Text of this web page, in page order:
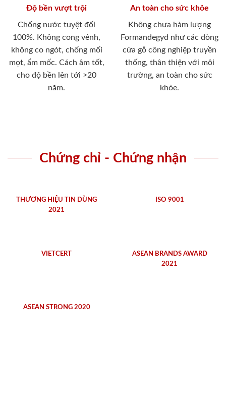
Độ bền vượt trội
Chống nước tuyệt đối
100%. Không cong vênh,
không co ngót, chống mối
mọt, ẩm mốc. Cách âm tốt,
cho độ bền lên tới >20
năm.
An toàn cho sức khỏe
Không chưa hàm lượng
Formandegyd như các dòng
cửa gỗ công nghiệp truyền
thống, thân thiện với môi
trường, an toàn cho sức
khỏe.
Chứng chỉ - Chứng nhận
THƯƠNG HIỆU TIN DÙNG
2021
ISO 9001
VIETCERT
ASEAN BRANDS AWARD
2021
ASEAN STRONG 2020